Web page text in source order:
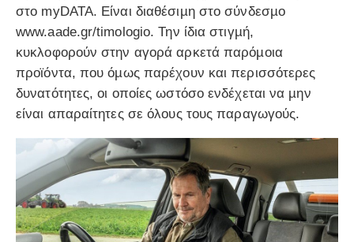
στo myDATA. Είναι διαθέσιµη στο σύνδεσµο
www.aade.gr/timologio. Την ίδια στιγµή,
κυκλοφορούν στην αγορά αρκετά παρόµοια
προϊόντα, που όµως παρέχουν και περισσότερες
δυνατότητες, οι οποίες ωστόσο ενδέχεται να µην
είναι απαραίτητες σε όλους τους παραγωγούς.